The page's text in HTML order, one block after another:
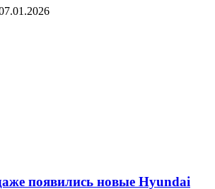
появились новые Hyundai